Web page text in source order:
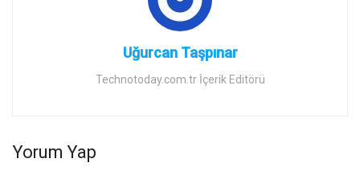
Uğurcan Taşpınar
Technotoday.com.tr İçerik Editörü
Yorum Yap